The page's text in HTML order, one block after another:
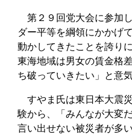
第２９回党大会に参加
ダー平等を綱領にかかげ
動かしてきたことを誇り
東海地域は男女の賃金格
ち破っていきたい」と意
すやま氏は東日本大震
験から、「みんなが大変
言い出せない被災者が多